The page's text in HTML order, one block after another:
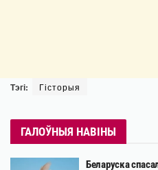
Тэгі: Гісторыя
ГАЛОЎНЫЯ НАВІНЫ
Беларуска